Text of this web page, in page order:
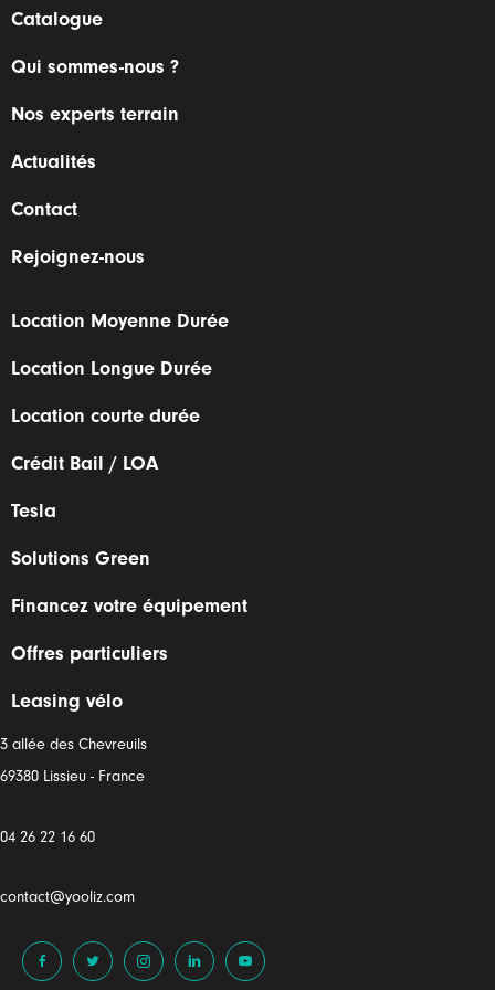
Catalogue
Qui sommes-nous ?
Nos experts terrain
Actualités
Contact
Rejoignez-nous
Location Moyenne Durée
Location Longue Durée
Location courte durée
Crédit Bail / LOA
Tesla
Solutions Green
Financez votre équipement
Offres particuliers
Leasing vélo
3 allée des Chevreuils
69380 Lissieu - France
04 26 22 16 60
contact@yooliz.com